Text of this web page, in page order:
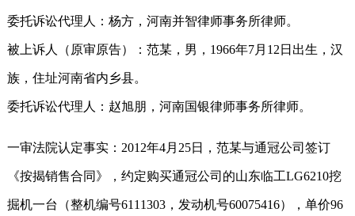
委托诉讼代理人：杨方，河南并智律师事务所律师。
被上诉人（原审原告）：范某，男，1966年7月12日出生，汉
族，住址河南省内乡县。
委托诉讼代理人：赵旭朋，河南国银律师事务所律师。
一审法院认定事实：2012年4月25日，范某与通冠公司签订
《按揭销售合同》，约定购买通冠公司的山东临工LG6210挖
掘机一台（整机编号6111303，发动机号60075416），单价96